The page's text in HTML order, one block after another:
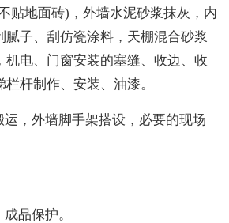
贴地面砖)，外墙水泥砂浆抹灰，内
腻子、刮仿瓷涂料，天棚混合砂浆
机电、门窗安装的塞缝、收边、收
杆制作、安装、油漆。
运，外墙脚手架搭设，必要的现场
品保护。